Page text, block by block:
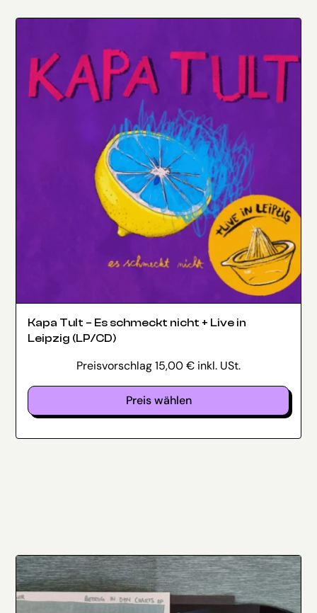
Kapa Tult – Es schmeckt nicht + Live in
Leipzig (LP/CD)
Preisvorschlag15,00€ inkl. USt.
Preis wählen